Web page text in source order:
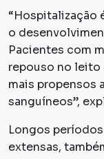
“Hospitalização
o
Pacientes com
repouso no leito
mais propensos
sanguíneos”,
Longos
extensas,